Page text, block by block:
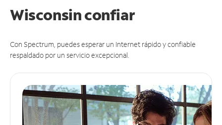
Wisconsinconfiar
Con Spectrum, puedes esperar un Internet rápido y confiable
respaldado por un servicio excepcional.